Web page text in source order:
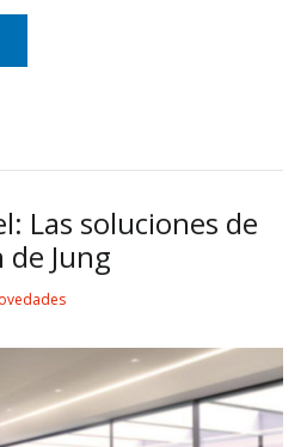
Las soluciones de
Jung